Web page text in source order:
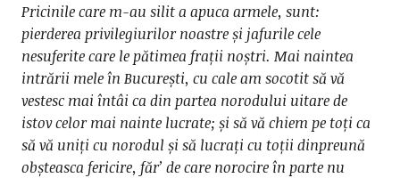
Pricinile care m-au silit a apuca armele, sunt:
pierderea privilegiurilor noastre și jafurile cele
nesuferite care le pătimea frații noștri. Mai naintea
intrării mele în București, cu cale am socotit să vă
vestesc mai întâi ca din partea norodului uitare de
istov celor mai nainte lucrate; și să vă chiem pe toți ca
să vă uniți cu norodul și să lucrați cu toții dinpreună
obșteasca fericire, făr’ de care norocire în parte nu